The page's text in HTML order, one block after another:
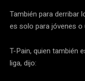
También para derribar
es solo para jóvenes o
T-Pain, quien también
liga, dijo: